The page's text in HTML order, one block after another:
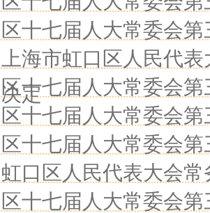
区十七届人大常委会
上海市虹口区人民代
决定
区十七届人大常委会
区十七届人大常委会
区十七届人大常委会
虹口区人民代表大会
区十七届人大常委会